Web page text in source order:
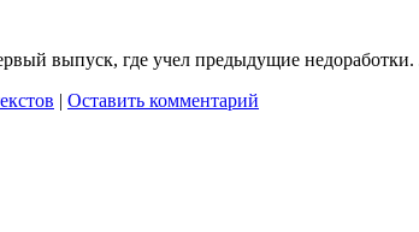
выпуск, где учел предыдущие недоработки.
| Оставить комментарий